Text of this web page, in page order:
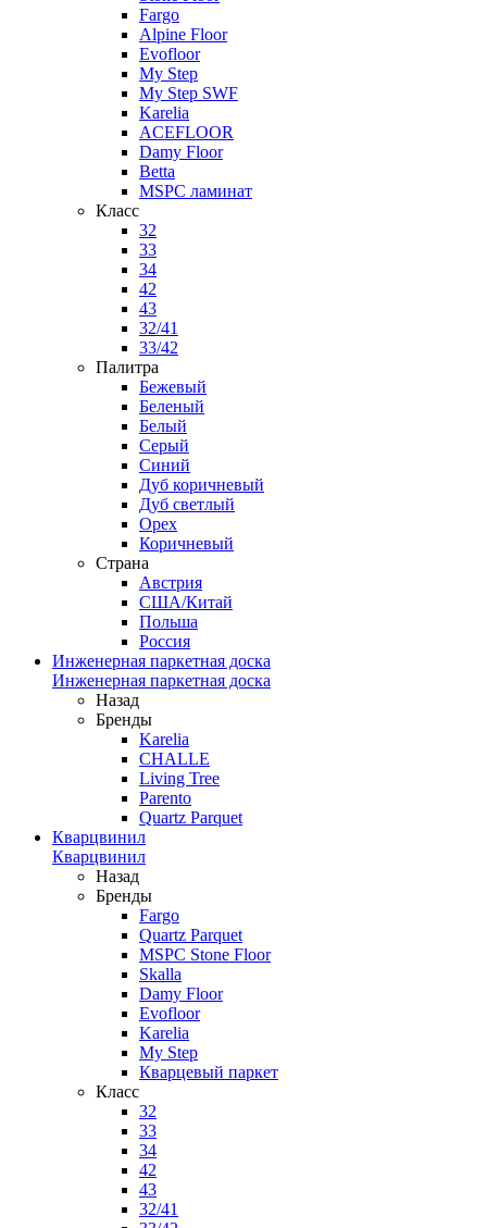
Fargo
Alpine Floor
Evofloor
My Step
My Step SWF
Karelia
ACEFLOOR
Damy Floor
Betta
MSPC ламинат
Класс
32
33
34
42
43
32/41
33/42
Палитра
Бежевый
Беленый
Белый
Серый
Синий
Дуб коричневый
Дуб светлый
Орех
Коричневый
Страна
Австрия
США/Китай
Польша
Россия
Инженерная паркетная доска
Инженерная паркетная доска
Назад
Бренды
Karelia
CHALLE
Living Tree
Parento
Quartz Parquet
Кварцвинил
Кварцвинил
Назад
Бренды
Fargo
Quartz Parquet
MSPC Stone Floor
Skalla
Damy Floor
Evofloor
Karelia
My Step
Кварцевый паркет
Класс
32
33
34
42
43
32/41